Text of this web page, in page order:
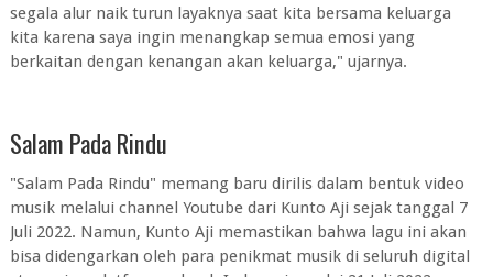
segala alur naik turun layaknya saat kita bersama keluarga
kita karena saya ingin menangkap semua emosi yang
berkaitan dengan kenangan akan keluarga," ujarnya.
Salam Pada Rindu
"Salam Pada Rindu" memang baru dirilis dalam bentuk video
musik melalui channel Youtube dari Kunto Aji sejak tanggal 7
Juli 2022. Namun, Kunto Aji memastikan bahwa lagu ini akan
bisa didengarkan oleh para penikmat musik di seluruh digital